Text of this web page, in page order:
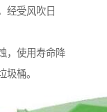
经受风吹日
，使用寿命降
桶。